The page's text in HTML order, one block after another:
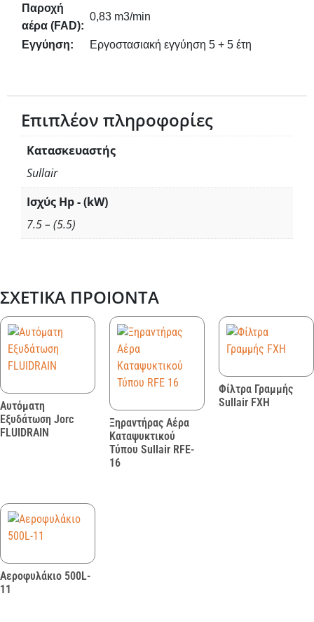
Παροχή
αέρα (FAD):
0,83 m3/min
Εγγύηση: Εργοστασιακή εγγύηση 5 + 5 έτη
Επιπλέον πληροφορίες
Κατασκευαστής
Sullair
Ισχύς Hp - (kW)
7.5 – (5.5)
ΣΧΕΤΙΚΆ ΠΡΟΙΌΝΤΑ
Αυτόματη
Εξυδάτωση Jorc
FLUIDRAIN
Ξηραντήρας Αέρα
Καταψυκτικού
Τύπου Sullair RFE-
16
Φίλτρα Γραμμής
Sullair FXΗ
Αεροφυλάκιο 500L-
11